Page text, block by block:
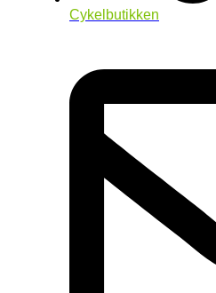
Cykelbutikken